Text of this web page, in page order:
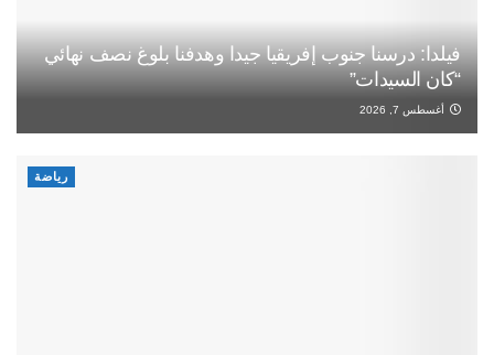
فيلدا: درسنا جنوب إفريقيا جيدا وهدفنا بلوغ نصف نهائي
“كان السيدات”
أغسطس 7, 2026
رياضة